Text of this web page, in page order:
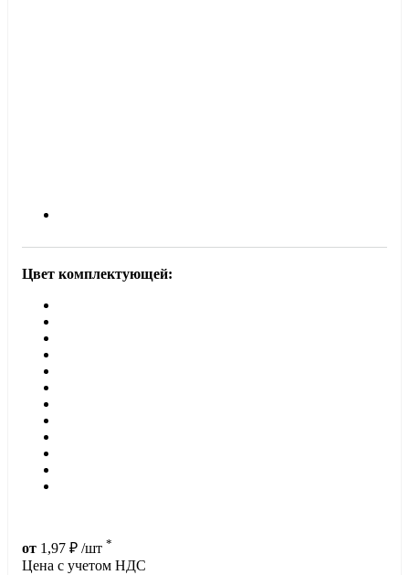
Цвет комплектующей:
от 1,97 ₽ /шт *
Цена с учетом НДС